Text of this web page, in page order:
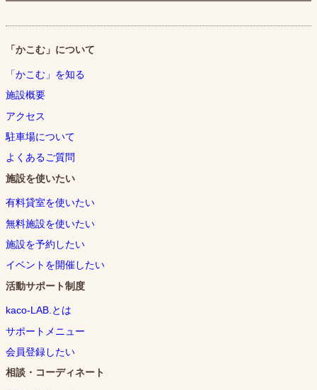
「かこむ」について
「かこむ」を知る
施設概要
アクセス
駐車場について
よくあるご質問
施設を使いたい
有料貸室を使いたい
無料施設を使いたい
施設を予約したい
イベントを開催したい
活動サポート制度
kaco-LAB.とは
サポートメニュー
会員登録したい
相談・コーディネート